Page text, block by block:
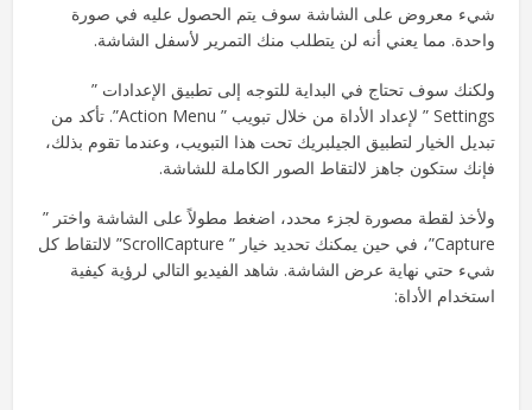
شيء معروض على الشاشة سوف يتم الحصول عليه في صورة
واحدة. مما يعني أنه لن يتطلب منك التمرير لأسفل الشاشة.
ولكنك سوف تحتاج في البداية للتوجه إلى تطبيق الإعدادات ”
Settings ” لإعداد الأداة من خلال تبويب ” Action Menu”. تأكد من
تبديل الخيار لتطبيق الجيلبريك تحت هذا التبويب، وعندما تقوم بذلك،
فإنك ستكون جاهز لالتقاط الصور الكاملة للشاشة.
ولأخذ لقطة مصورة لجزء محدد، اضغط مطولاً على الشاشة واختر ”
Capture”، في حين يمكنك تحديد خيار ” ScrollCapture” لالتقاط كل
شيء حتي نهاية عرض الشاشة. شاهد الفيديو التالي لرؤية كيفية
استخدام الأداة: